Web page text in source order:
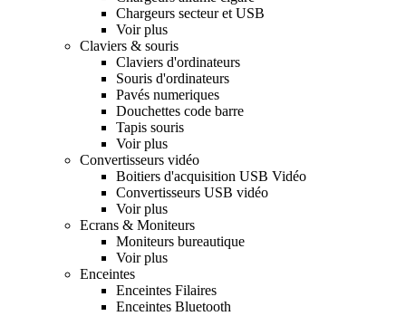
Chargeurs secteur et USB
Voir plus
Claviers & souris
Claviers d'ordinateurs
Souris d'ordinateurs
Pavés numeriques
Douchettes code barre
Tapis souris
Voir plus
Convertisseurs vidéo
Boitiers d'acquisition USB Vidéo
Convertisseurs USB vidéo
Voir plus
Ecrans & Moniteurs
Moniteurs bureautique
Voir plus
Enceintes
Enceintes Filaires
Enceintes Bluetooth